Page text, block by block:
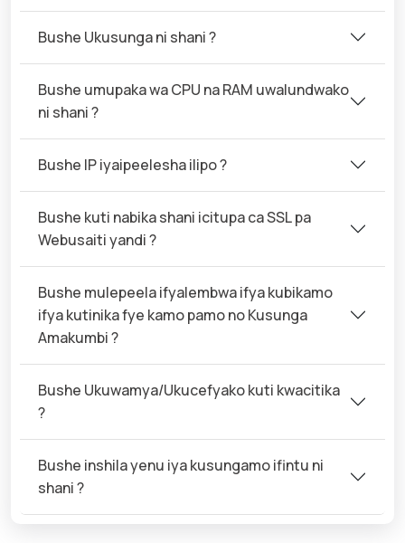
Bushe Ukusunga ni shani ?
Bushe umupaka wa CPU na RAM uwalundwako
ni shani ?
Bushe IP iyaipeelesha ilipo ?
Bushe kuti nabika shani icitupa ca SSL pa
Webusaiti yandi ?
Bushe mulepeela ifyalembwa ifya kubikamo
ifya kutinika fye kamo pamo no Kusunga
Amakumbi ?
Bushe Ukuwamya/Ukucefyako kuti kwacitika
?
Bushe inshila yenu iya kusungamo ifintu ni
shani ?